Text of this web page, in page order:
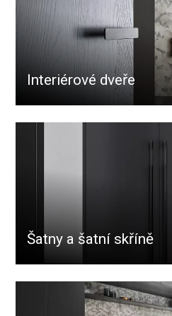
Interiérové dveře
Šatny a šatní skříně